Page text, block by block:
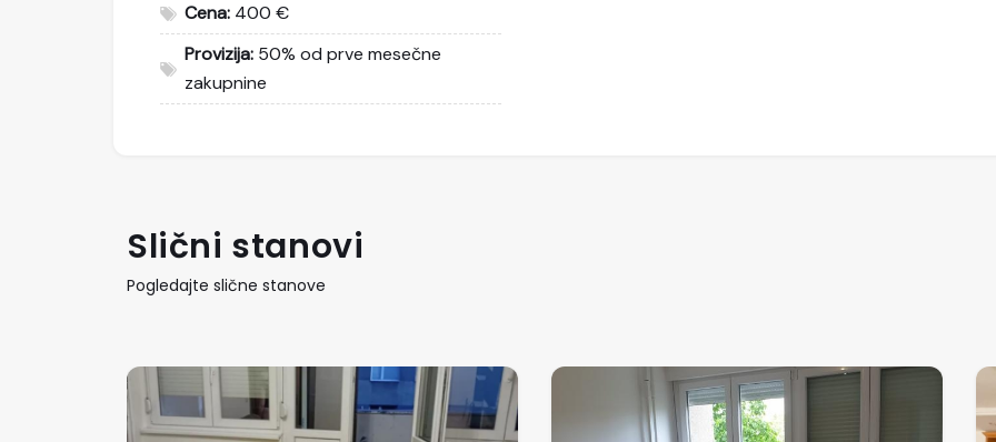
Cena: 400 €
Provizija: 50% od prve mesečne
zakupnine
Slični stanovi
Pogledajte slične stanove